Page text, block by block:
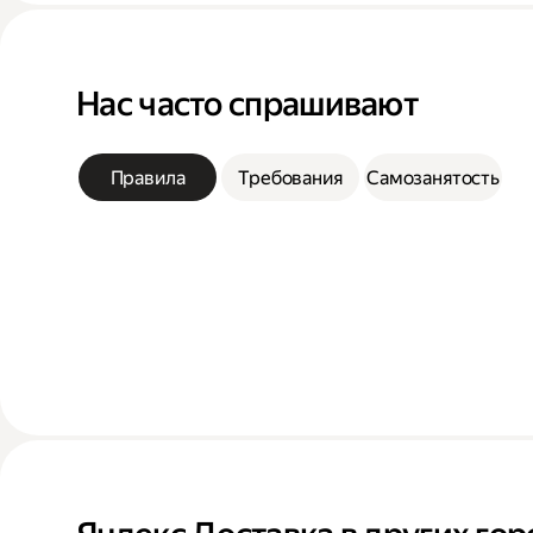
Нас часто спрашивают
Правила Требования Самозанятость